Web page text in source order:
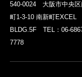
540-0024 大阪市中央区
町1-3-10 南新町EXCEL
BLDG.5F TEL：06-
7778